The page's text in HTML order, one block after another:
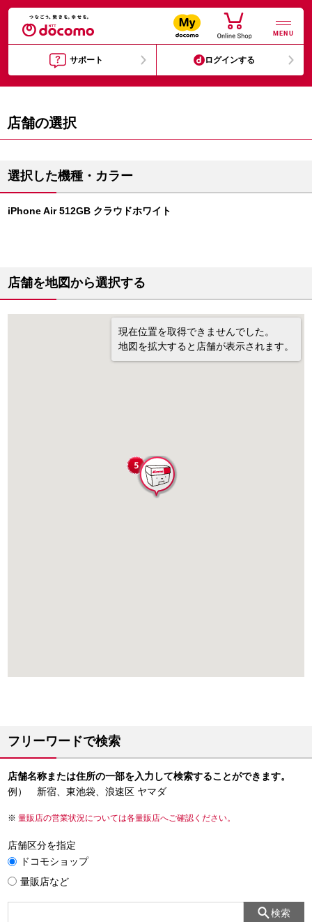
MENU
サポート ログインする
店舗の選択
選択した機種・カラー
iPhone Air 512GB クラウドホワイト
店舗を地図から選択する
現在位置を取得できませんでした。
地図を拡大すると店舗が表示されます。
フリーワードで検索
店舗名称または住所の一部を入力して検索することができます。
例） 新宿、東池袋、浪速区 ヤマダ
量販店の営業状況については各量販店へご確認ください。
店舗区分を指定
ドコモショップ
量販店など
検索